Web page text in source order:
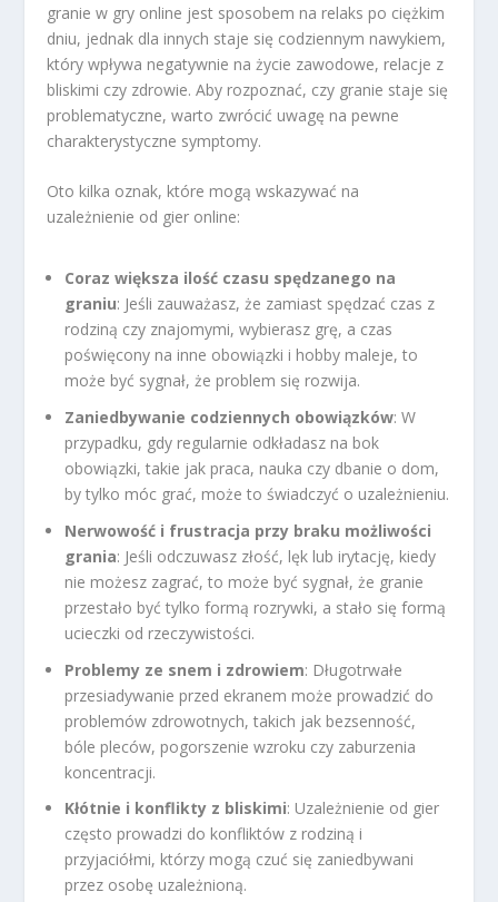
granie w gry online jest sposobem na relaks po ciężkim
dniu, jednak dla innych staje się codziennym nawykiem,
który wpływa negatywnie na życie zawodowe, relacje z
bliskimi czy zdrowie. Aby rozpoznać, czy granie staje się
problematyczne, warto zwrócić uwagę na pewne
charakterystyczne symptomy.
Oto kilka oznak, które mogą wskazywać na
uzależnienie od gier online:
Coraz większa ilość czasu spędzanego na
graniu: Jeśli zauważasz, że zamiast spędzać czas z
rodziną czy znajomymi, wybierasz grę, a czas
poświęcony na inne obowiązki i hobby maleje, to
może być sygnał, że problem się rozwija.
Zaniedbywanie codziennych obowiązków: W
przypadku, gdy regularnie odkładasz na bok
obowiązki, takie jak praca, nauka czy dbanie o dom,
by tylko móc grać, może to świadczyć o uzależnieniu.
Nerwowość i frustracja przy braku możliwości
grania: Jeśli odczuwasz złość, lęk lub irytację, kiedy
nie możesz zagrać, to może być sygnał, że granie
przestało być tylko formą rozrywki, a stało się formą
ucieczki od rzeczywistości.
Problemy ze snem i zdrowiem: Długotrwałe
przesiadywanie przed ekranem może prowadzić do
problemów zdrowotnych, takich jak bezsenność,
bóle pleców, pogorszenie wzroku czy zaburzenia
koncentracji.
Kłótnie i konflikty z bliskimi: Uzależnienie od gier
często prowadzi do konfliktów z rodziną i
przyjaciółmi, którzy mogą czuć się zaniedbywani
przez osobę uzależnioną.